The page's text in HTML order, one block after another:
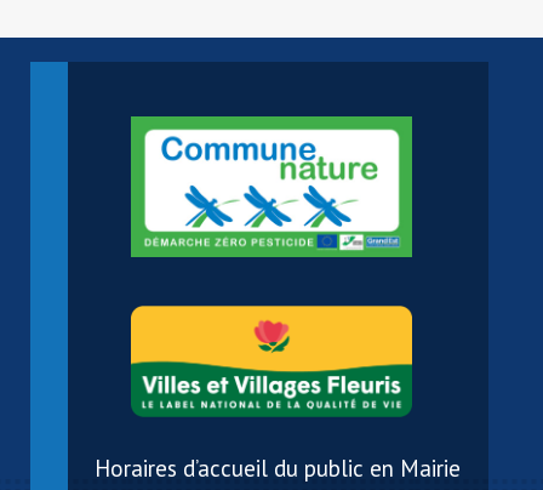
Horaires d’accueil du public en Mairie